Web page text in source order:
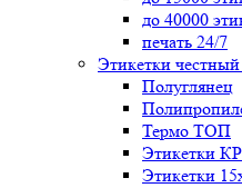
до 40000
печать 24/7
Этикетки честный
Полуглянец
Термо ТОП
Этикетки
Этикетки